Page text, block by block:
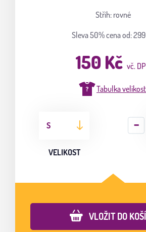
Střih: rovné
Sleva 50%cena od:
150 Kč vč.
Tabulka
S
VELIKOST
VLOŽIT DO